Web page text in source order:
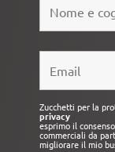
Zucchetti per la
privacy
esprimo il
commerciali da
migliorare il mio